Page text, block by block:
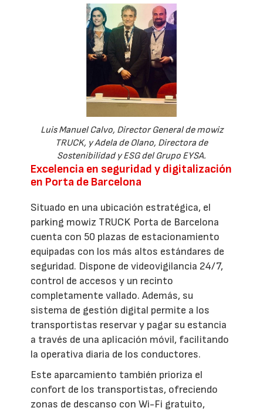
Luis Manuel Calvo, Director General de mowiz
TRUCK, y Adela de Olano, Directora de
Sostenibilidad y ESG del Grupo EYSA.
Excelencia en seguridad y digitalización
en Porta de Barcelona
Situado en una ubicación estratégica, el
parking mowiz TRUCK Porta de Barcelona
cuenta con 50 plazas de estacionamiento
equipadas con los más altos estándares de
seguridad. Dispone de videovigilancia 24/7,
control de accesos y un recinto
completamente vallado. Además, su
sistema de gestión digital permite a los
transportistas reservar y pagar su estancia
a través de una aplicación móvil, facilitando
la operativa diaria de los conductores.
Este aparcamiento también prioriza el
confort de los transportistas, ofreciendo
zonas de descanso con Wi-Fi gratuito,